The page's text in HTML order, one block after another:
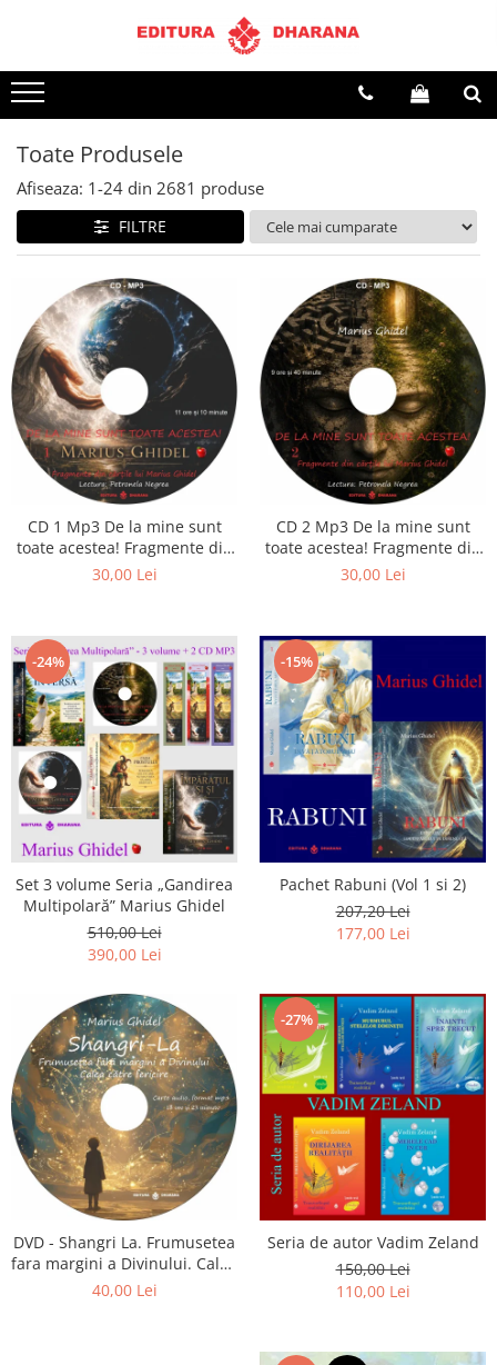
Terapii
Dietoterapie
Toate Produsele
Afiseaza: 1-24 din 2681 produse
FILTRE
CD 1 Mp3 De la mine sunt
toate acestea! Fragmente din
cărțile lui Marius Ghidel
30,00 Lei
CD 2 Mp3 De la mine sunt
toate acestea! Fragmente din
cărțile lui Marius Ghidel
30,00 Lei
-24%
Set 3 volume Seria „Gandirea
Multipolară” Marius Ghidel
510,00 Lei
390,00 Lei
-15%
Pachet Rabuni (Vol 1 si 2)
207,20 Lei
177,00 Lei
DVD - Shangri La. Frumusetea
fara margini a Divinului. Calea
catre fericire
40,00 Lei
-27%
Seria de autor Vadim Zeland
150,00 Lei
110,00 Lei